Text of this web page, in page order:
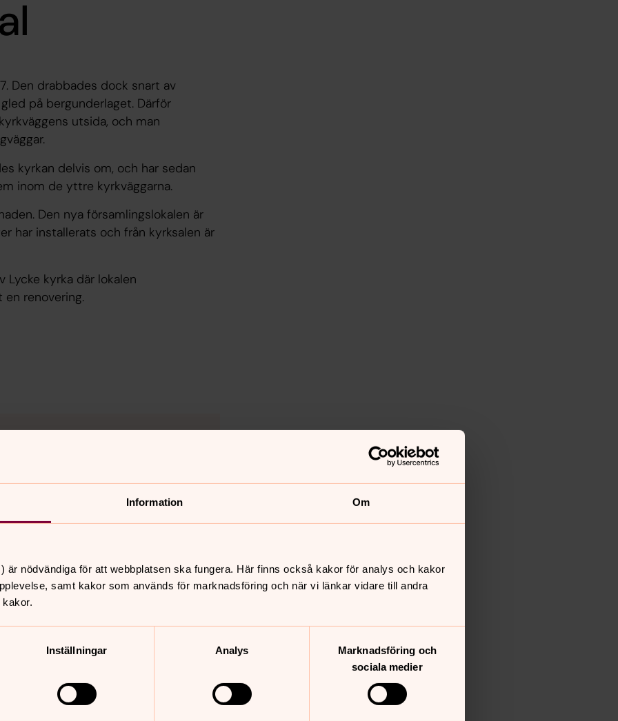
Information Om
är nödvändiga för att webbplatsen ska fungera. Här finns också kakor för analys och kakor
samt kakor som används för marknadsföring och när vi länkar vidare till andra
Inställningar Analys
Marknadsföring och
sociala medier
Den drabbades dock snart av
på bergunderlaget. Därför
utsida, och man
kyrkan delvis om, och har sedan
inom de yttre kyrkväggarna.
Den nya församlingslokalen är
har installerats och från kyrksalen är
kyrka där lokalen
renovering.
för marknadsföring.
pastorat
måndag och fredag